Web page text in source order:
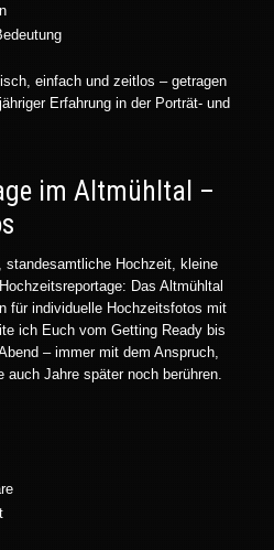
einfach und zeitlos – getragen
Erfahrung in der Porträt- und
im Altmühltal –
standesamtliche Hochzeit, kleine
Das Altmühltal
für individuelle Hochzeitsfotos mit
ich Euch vom Getting Ready bis
– immer mit dem Anspruch,
auch Jahre später noch berühren.